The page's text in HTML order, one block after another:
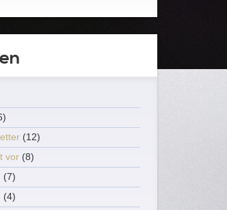
(12)
vor (8)
(7)
(4)